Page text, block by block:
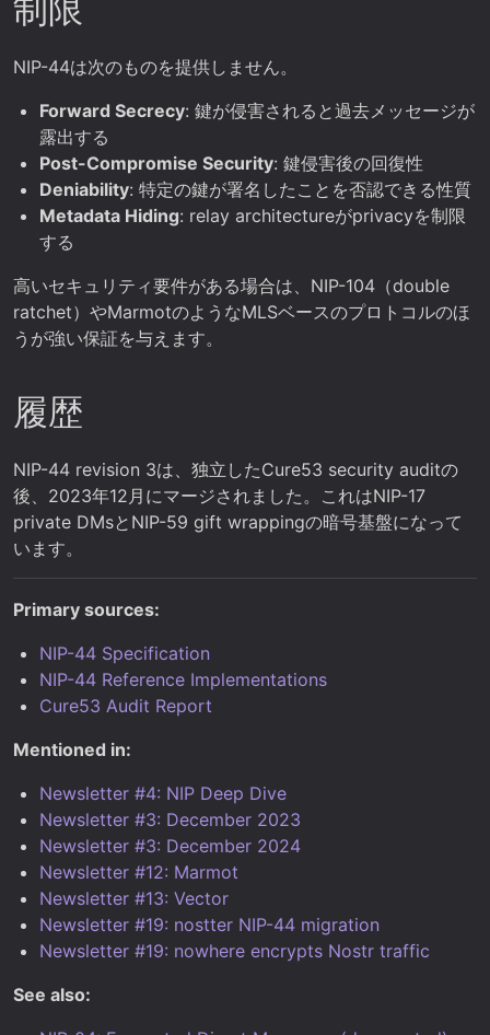
制限
NIP-44は次のものを提供しません。
Forward Secrecy: 鍵が侵害されると過去メッセージが
露出する
Post-Compromise Security: 鍵侵害後の回復性
Deniability: 特定の鍵が署名したことを否認できる性質
Metadata Hiding: relay architectureがprivacyを制限
する
高いセキュリティ要件がある場合は、NIP-104（double
ratchet）やMarmotのようなMLSベースのプロトコルのほ
うが強い保証を与えます。
履歴
NIP-44 revision 3は、独立したCure53 security auditの
後、2023年12月にマージされました。これはNIP-17
private DMsとNIP-59 gift wrappingの暗号基盤になって
います。
Primary sources:
NIP-44 Specification
NIP-44 Reference Implementations
Cure53 Audit Report
Mentioned in:
Newsletter #4: NIP Deep Dive
Newsletter #3: December 2023
Newsletter #3: December 2024
Newsletter #12: Marmot
Newsletter #13: Vector
Newsletter #19: nostter NIP-44 migration
Newsletter #19: nowhere encrypts Nostr traffic
See also: